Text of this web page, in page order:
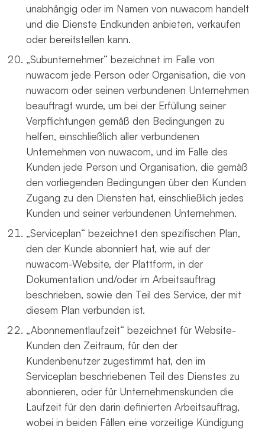
unabhängig oder im Namen von nuwacom handelt
und die Dienste Endkunden anbieten, verkaufen
oder bereitstellen kann.
„Subunternehmer“ bezeichnet im Falle von
nuwacom jede Person oder Organisation, die von
nuwacom oder seinen verbundenen Unternehmen
beauftragt wurde, um bei der Erfüllung seiner
Verpflichtungen gemäß den Bedingungen zu
helfen, einschließlich aller verbundenen
Unternehmen von nuwacom, und im Falle des
Kunden jede Person und Organisation, die gemäß
den vorliegenden Bedingungen über den Kunden
Zugang zu den Diensten hat, einschließlich jedes
Kunden und seiner verbundenen Unternehmen.
„Serviceplan“ bezeichnet den spezifischen Plan,
den der Kunde abonniert hat, wie auf der
nuwacom-Website, der Plattform, in der
Dokumentation und/oder im Arbeitsauftrag
beschrieben, sowie den Teil des Service, der mit
diesem Plan verbunden ist.
„Abonnementlaufzeit“ bezeichnet für Website-
Kunden den Zeitraum, für den der
Kundenbenutzer zugestimmt hat, den im
Serviceplan beschriebenen Teil des Dienstes zu
abonnieren, oder für Unternehmenskunden die
Laufzeit für den darin definierten Arbeitsauftrag,
wobei in beiden Fällen eine vorzeitige Kündigung